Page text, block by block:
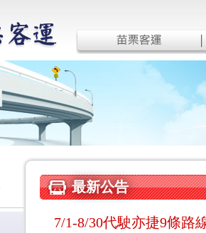
最新公告
7/1-8/30代駛亦捷9條路